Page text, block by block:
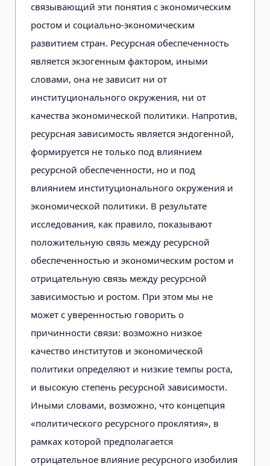
связывающий эти понятия с экономическим
ростом и социально-экономическим
развитием стран. Ресурсная обеспеченность
является экзогенным фактором, иными
словами, она не зависит ни от
институционального окружения, ни от
качества экономической политики. Напротив,
ресурсная зависимость является эндогенной,
формируется не только под влиянием
ресурсной обеспеченности, но и под
влиянием институционального окружения и
экономической политики. В результате
исследования, как правило, показывают
положительную связь между ресурсной
обеспеченностью и экономическим ростом и
отрицательную связь между ресурсной
зависимостью и ростом. При этом мы не
может с уверенностью говорить о
причинности связи: возможно низкое
качество институтов и экономической
политики определяют и низкие темпы роста,
и высокую степень ресурсной зависимости.
Иными словами, возможно, что концепция
«политического ресурсного проклятия», в
рамках которой предполагается
отрицательное влияние ресурсного изобилия